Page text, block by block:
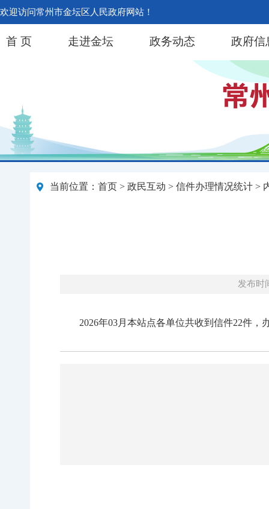
欢迎访问常州市金坛区人民政府网站！
首 页 走进金坛 政务动态 政府信
当前位置： 首页 > 政民互动 > 信件办理情况统计 >
发布时
2026年03月本站点各单位共收到信件22件